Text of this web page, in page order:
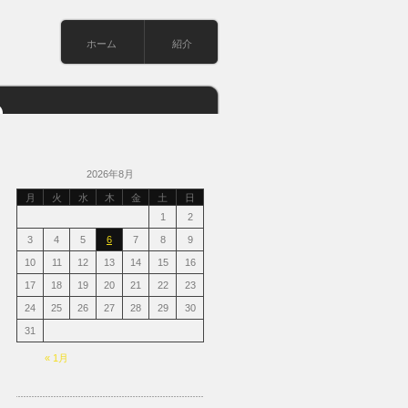
ホーム 紹介
2026年8月
月 火 水 木 金 土 日
« 1月
1 2
3 4 5 6 7 8 9
10 11 12 13 14 15 16
17 18 19 20 21 22 23
24 25 26 27 28 29 30
31